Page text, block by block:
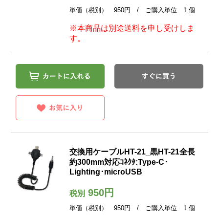
単価（税別） 950円 / ご購入単位 1 個
※本商品は別途送料を申し受けしま
す。
交換用ケーブルHT-21_黒HT-21全長
約300mm対応ｺﾈｸﾀ:Type-C･
Lighting･microUSB
税別950円
単価（税別） 950円 / ご購入単位 1 個